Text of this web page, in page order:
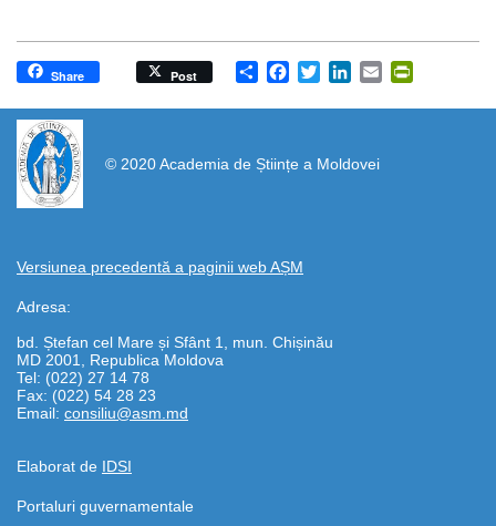
Share
Share Post Facebook
TwitterLinkedIn
Email
© 2020 Academia de Științe a Moldovei
Versiunea precedentă a paginii web AȘM
Adresa:
bd. Ștefan cel Mare și Sfânt 1, mun. Chișinău
MD 2001, Republica Moldova
Tel: (022) 27 14 78
Fax: (022) 54 28 23
Email: consiliu@asm.md
Elaborat de IDSI
https://propletenie.ru/
Portaluri guvernamentale